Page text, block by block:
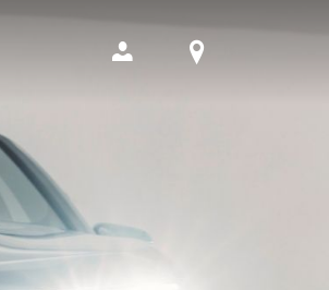
2023年2月（含2月）的纯电动